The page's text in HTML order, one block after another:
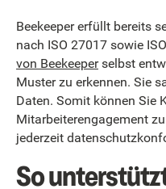
Beekeeper erfüllt bereits
nach ISO 27017 sowie
von Beekeeperselbst
Muster zu erkennen. Sie
Daten. Somit können Sie
Mitarbeiterengagement
jederzeit
So